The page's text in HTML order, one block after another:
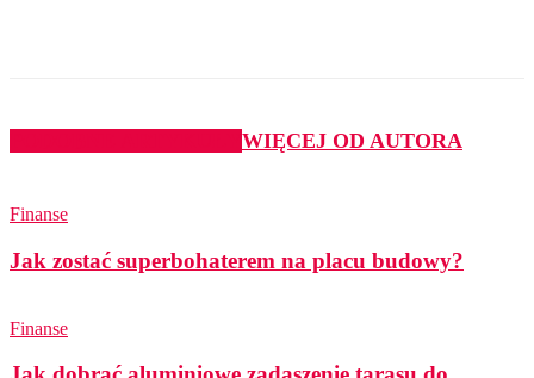
WIĘCEJ OD AUTORA
Finanse
Jak zostać superbohaterem na placu budowy?
Finanse